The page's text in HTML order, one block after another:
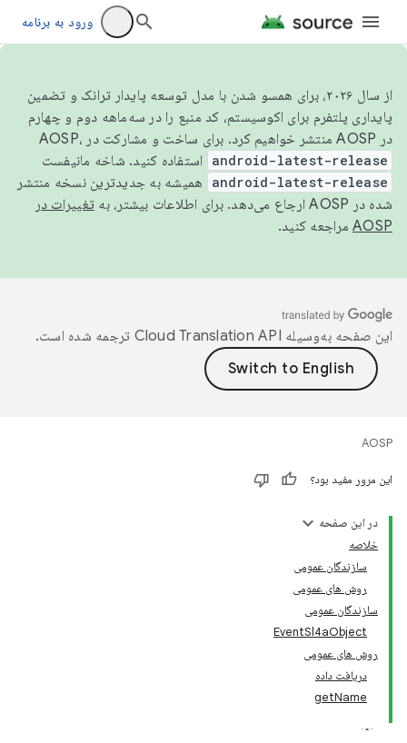
ورود به برنامه
از سال ۲۰۲۶، برای همسو شدن با مدل توسعه پایدار ترانک و تضمین
پایداری پلتفرم برای اکوسیستم، کد منبع را در سه‌ماهه دوم و چهارم
در AOSP منتشر خواهیم کرد. برای ساخت و مشارکت در AOSP،
android-latest-release استفاده کنید. شاخه مانیفست
android-latest-release
همیشه به جدیدترین نسخه منتشر
شده در AOSP ارجاع می‌دهد. برای اطلاعات بیشتر، به
تغییرات در
AOSP مراجعه کنید.
این صفحه به‌وسیله ترجمه شده است.
AOSP
این مرور مفید بود؟
در این صفحه
خلاصه
سازندگان عمومی
روش های عمومی
سازندگان عمومی
EventSl4aObject
روش های عمومی
دریافت داده
getName